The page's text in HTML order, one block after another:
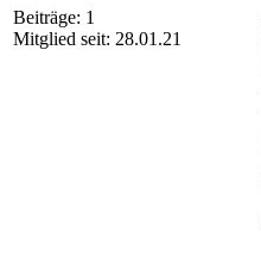
Beiträge: 1
Mitglied seit: 28.01.21